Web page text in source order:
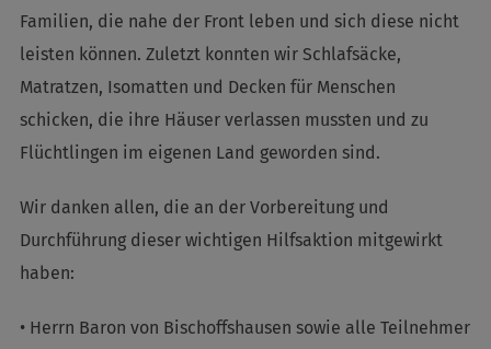
Familien, die nahe der Front leben und sich diese nicht
leisten können. Zuletzt konnten wir Schlafsäcke,
Matratzen, Isomatten und Decken für Menschen
schicken, die ihre Häuser verlassen mussten und zu
Flüchtlingen im eigenen Land geworden sind.
Wir danken allen, die an der Vorbereitung und
Durchführung dieser wichtigen Hilfsaktion mitgewirkt
haben:
• Herrn Baron von Bischoffshausen sowie alle Teilnehmer